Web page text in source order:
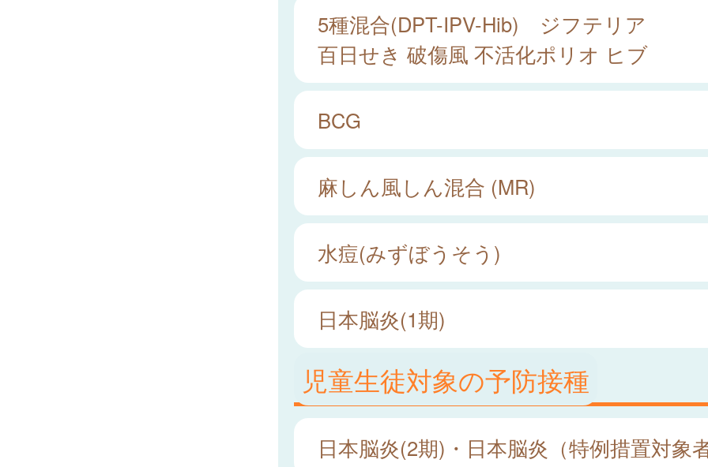
5種混合(DPT-IPV-Hib) ジフテリア
百日せき 破傷風 不活化ポリオ ヒブ
BCG
麻しん風しん混合 (MR)
水痘(みずぼうそう)
日本脳炎(1期)
児童生徒対象の予防接種
日本脳炎(2期)・日本脳炎（特例措置対象